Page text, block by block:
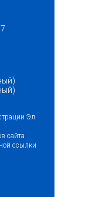
email)
Эл
сайта
ссылки